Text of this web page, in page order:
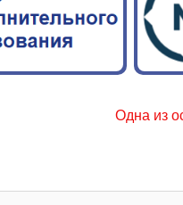
Одна из